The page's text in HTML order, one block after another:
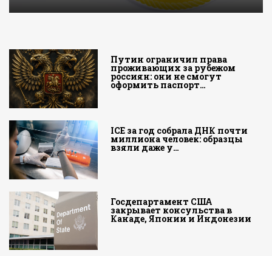
Путин ограничил права
проживающих за рубежом
россиян: они не смогут
оформить паспорт…
ICE за год собрала ДНК почти
миллиона человек: образцы
взяли даже у…
Госдепартамент США
закрывает консульства в
Канаде, Японии и Индонезии